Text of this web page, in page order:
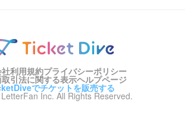
利用規約プライバシーポリシー
引法に関する表示ヘルプページ
でチケットを販売する
Inc. All Rights Reserved.